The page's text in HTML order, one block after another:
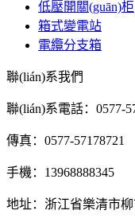
低壓開關(guān)柜
箱式變電站
電纜分支箱
聯(lián)系我們
聯(lián)系電話：0577-
傳真：0577-57178721
手機：13968888345
地址：浙江省樂清市